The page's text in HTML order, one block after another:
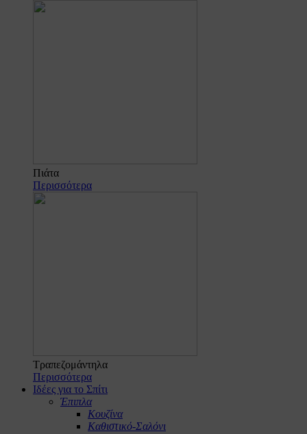
Πιάτα
Περισσότερα
Τραπεζομάντηλα
Περισσότερα
Ιδέες για το Σπίτι
Έπιπλα
Κουζίνα
Καθιστικό-Σαλόνι